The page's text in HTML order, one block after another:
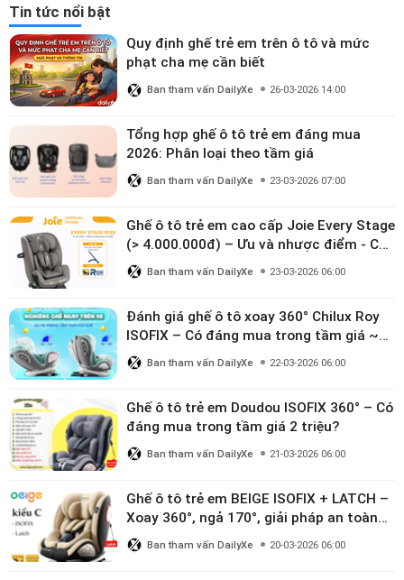
Tin tức nổi bật
Quy định ghế trẻ em trên ô tô và mức
phạt cha mẹ cần biết
Ban tham vấn DailyXe 26-03-2026 14:00
Tổng hợp ghế ô tô trẻ em đáng mua
2026: Phân loại theo tầm giá
Ban tham vấn DailyXe 23-03-2026 07:00
Ghế ô tô trẻ em cao cấp Joie Every Stage
(> 4.000.000đ) – Ưu và nhược điểm - Có
đáng đầu tư cho bé từ 0–12 tuổi?
Ban tham vấn DailyXe 23-03-2026 06:00
Đánh giá ghế ô tô xoay 360° Chilux Roy
ISOFIX – Có đáng mua trong tầm giá ~3
triệu
Ban tham vấn DailyXe 22-03-2026 06:00
Ghế ô tô trẻ em Doudou ISOFIX 360° – Có
đáng mua trong tầm giá 2 triệu?
Ban tham vấn DailyXe 21-03-2026 06:00
Ghế ô tô trẻ em BEIGE ISOFIX + LATCH –
Xoay 360°, ngả 170°, giải pháp an toàn
linh hoạt cho bé 0–10 tuổi
Ban tham vấn DailyXe 20-03-2026 06:00